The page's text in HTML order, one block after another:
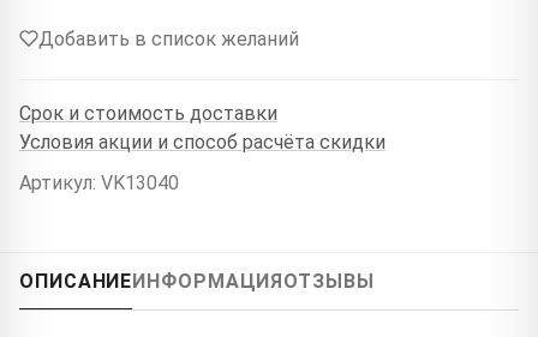
Добавить в список желаний
Срок и стоимость доставки
Условия акции и способ расчёта скидки
Артикул: VK13040
ОПИСАНИЕИНФОРМАЦИЯОТЗЫВЫ